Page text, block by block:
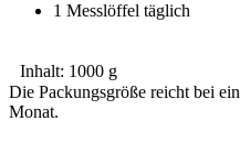
1 Messlöffel täglich
Inhalt: 1000 g
Die Packungsgröße reicht bei
Monat.